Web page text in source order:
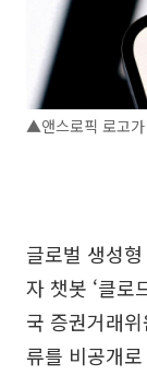
▲앤스로픽 로고가
글로벌 생성
자 챗봇 ‘클로
국 증권거래
류를 비공개